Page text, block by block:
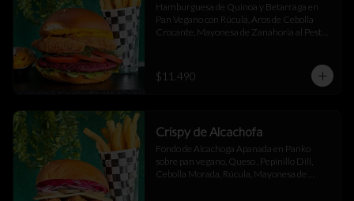
Hamburguesa de Quinoa y Betarraga en
Pan Vegano con Rúcula, Aros de Cebolla
Crocante, Mayonesa de Zanahoria al Pesto,
$11.490
Crispy de Alcachofa
Fondo de Alcachoga Apanada en Panko
sobre pan vegano, Queso , Pepinillo Dill,
Cebolla Morada, Rúcula, Mayonesa de